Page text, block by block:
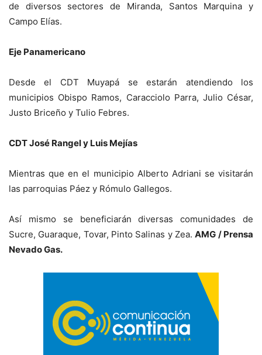
de diversos sectores de Miranda, Santos Marquina y
Campo Elías.
Eje Panamericano
Desde el CDT Muyapá se estarán atendiendo los
municipios Obispo Ramos, Caracciolo Parra, Julio César,
Justo Briceño y Tulio Febres.
CDT José Rangel y Luis Mejías
Mientras que en el municipio Alberto Adriani se visitarán
las parroquias Páez y Rómulo Gallegos.
Así mismo se beneficiarán diversas comunidades de
Sucre, Guaraque, Tovar, Pinto Salinas y Zea.AMG / Prensa
Nevado Gas.